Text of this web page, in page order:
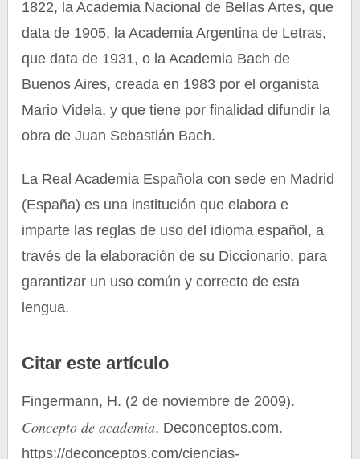
1822, la Academia Nacional de Bellas Artes, que
data de 1905, la Academia Argentina de Letras,
que data de 1931, o la Academia Bach de
Buenos Aires, creada en 1983 por el organista
Mario Videla, y que tiene por finalidad difundir la
obra de Juan Sebastián Bach.
La Real Academia Española con sede en Madrid
(España) es una institución que elabora e
imparte las reglas de uso del idioma español, a
través de la elaboración de su Diccionario, para
garantizar un uso común y correcto de esta
lengua.
Citar este artículo
Fingermann, H. (2 de noviembre de 2009).
Concepto de academia. Deconceptos.com.
https://deconceptos.com/ciencias-